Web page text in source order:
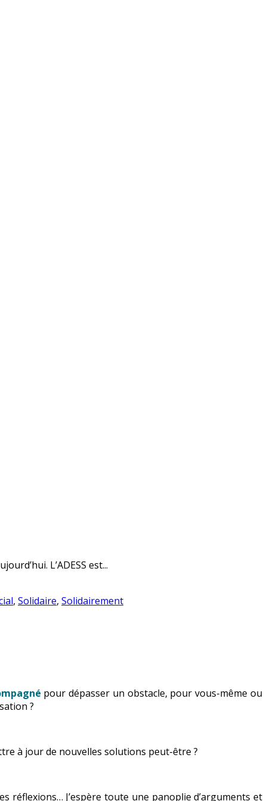
L’ADESS est...
, Solidaire, Solidairement
pour dépasser un obstacle, pour vous-même ou
?
à jour de nouvelles solutions peut-être ?
réflexions… J’espère toute une panoplie d’arguments et